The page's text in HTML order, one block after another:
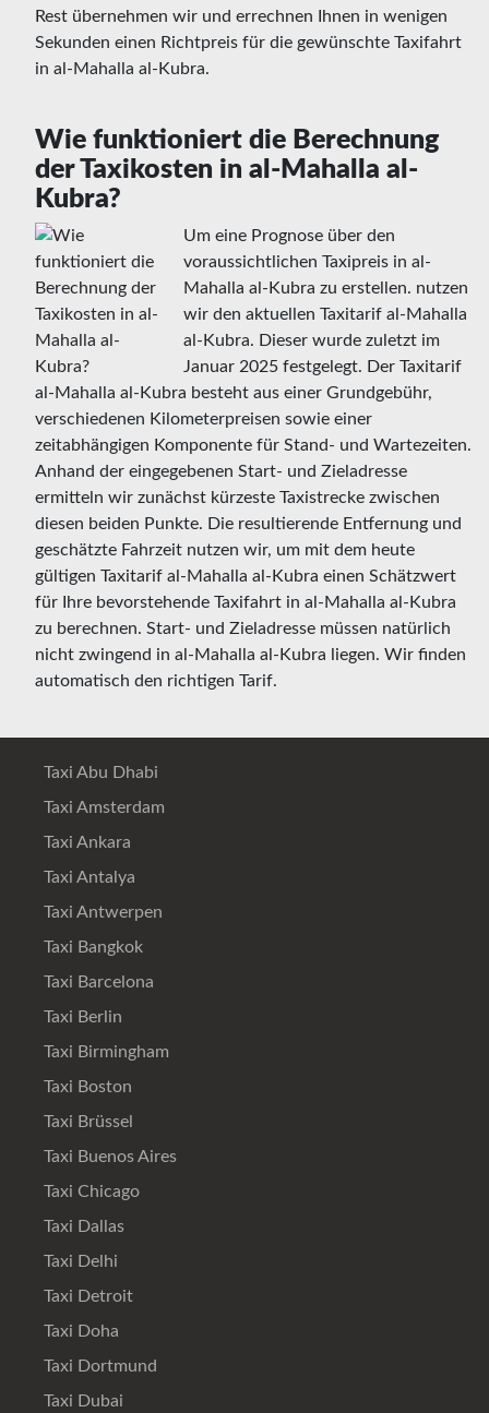
Rest übernehmen wir und errechnen Ihnen in wenigen
Sekunden einen Richtpreis für die gewünschte Taxifahrt
in al-Mahalla al-Kubra.
Wie funktioniert die Berechnung
der Taxikosten in al-Mahalla al-
Kubra?
Um eine Prognose über den
voraussichtlichen Taxipreis in al-
Mahalla al-Kubra zu erstellen. nutzen
wir den aktuellen Taxitarif al-Mahalla
al-Kubra. Dieser wurde zuletzt im
Januar 2025 festgelegt. Der Taxitarif
al-Mahalla al-Kubra besteht aus einer Grundgebühr,
verschiedenen Kilometerpreisen sowie einer
zeitabhängigen Komponente für Stand- und Wartezeiten.
Anhand der eingegebenen Start- und Zieladresse
ermitteln wir zunächst kürzeste Taxistrecke zwischen
diesen beiden Punkte. Die resultierende Entfernung und
geschätzte Fahrzeit nutzen wir, um mit dem heute
gültigen Taxitarif al-Mahalla al-Kubra einen Schätzwert
für Ihre bevorstehende Taxifahrt in al-Mahalla al-Kubra
zu berechnen. Start- und Zieladresse müssen natürlich
nicht zwingend in al-Mahalla al-Kubra liegen. Wir finden
automatisch den richtigen Tarif.
Taxi Abu Dhabi
Taxi Amsterdam
Taxi Ankara
Taxi Antalya
Taxi Antwerpen
Taxi Bangkok
Taxi Barcelona
Taxi Berlin
Taxi Birmingham
Taxi Boston
Taxi Brüssel
Taxi Buenos Aires
Taxi Chicago
Taxi Dallas
Taxi Delhi
Taxi Detroit
Taxi Doha
Taxi Dortmund
Taxi Dubai